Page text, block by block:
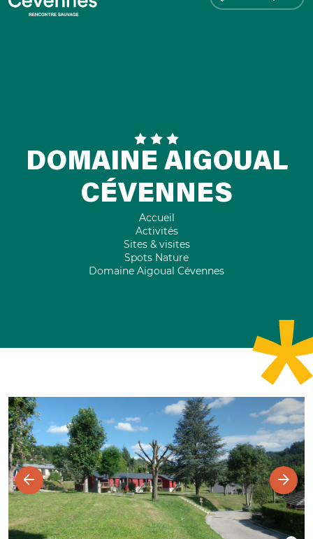
DOMAINE AIGOUAL
CÉVENNES
Accueil
Activités
Sites & visites
Spots Nature
Domaine Aigoual Cévennes